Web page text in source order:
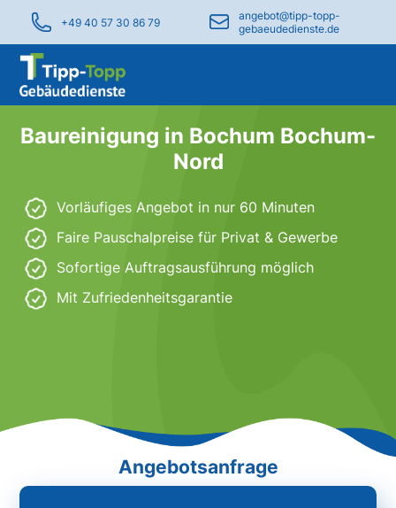
+49 40 57 30 86 79
angebot@tipp-topp-
gebaeudedienste.de
Baureinigung in Bochum Bochum-
Nord
Vorläufiges Angebot in nur 60 Minuten
Faire Pauschalpreise für Privat & Gewerbe
Sofortige Auftragsausführung möglich
Mit Zufriedenheitsgarantie